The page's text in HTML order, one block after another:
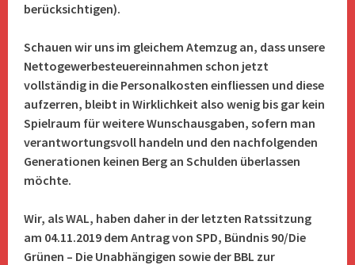
berücksichtigen).
Schauen wir uns im gleichem Atemzug an, dass unsere
Nettogewerbesteuereinnahmen schon jetzt
vollständig in die Personalkosten einfliessen und diese
aufzerren, bleibt in Wirklichkeit also wenig bis gar kein
Spielraum für weitere Wunschausgaben, sofern man
verantwortungsvoll handeln und den nachfolgenden
Generationen keinen Berg an Schulden überlassen
möchte.
Wir, als WAL, haben daher in der letzten Ratssitzung
am 04.11.2019 dem Antrag von SPD, Bündnis 90/Die
Grünen – Die Unabhängigen sowie der BBL zur